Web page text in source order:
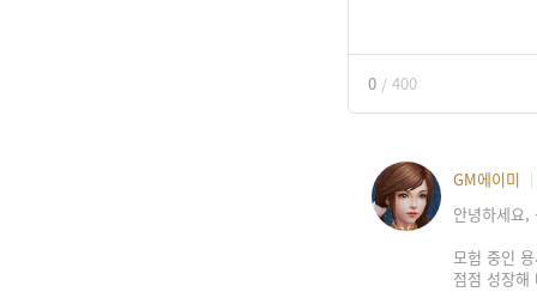
0 / 400
GM에이미
안녕하세요,
모험 중인
점점 성장해